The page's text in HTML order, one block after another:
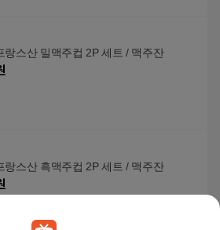
랑스산 밀맥주컵 2P 세트 / 맥주잔
랑스산 흑맥주컵 2P 세트 / 맥주잔